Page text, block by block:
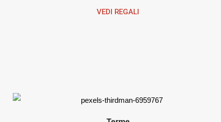
VEDI REGALI